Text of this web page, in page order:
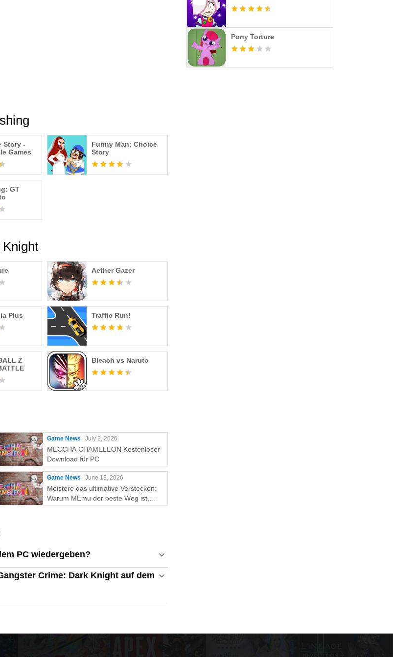
Story -
Games
Funny Man: Choice
Story
GT
Aether Gazer
Plus Traffic Run!
Z
Bleach vs Naruto
Game News July 2, 2026
MECCHA CHAMELEON Kostenloser
Download für PC
Game News June 18, 2026
Meistere das ultimative Verstecken:
Warum MEmu der beste Weg ist,
MECCHA CHAMELEON auf dem PC
PC wiedergeben?
Crime: Dark Knight auf dem
Pony Torture